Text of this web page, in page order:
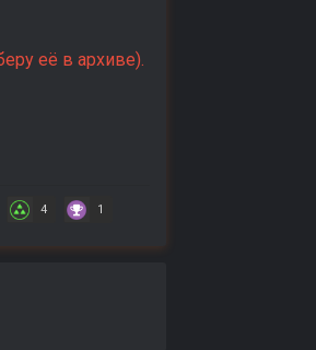
её в архиве).
4 1